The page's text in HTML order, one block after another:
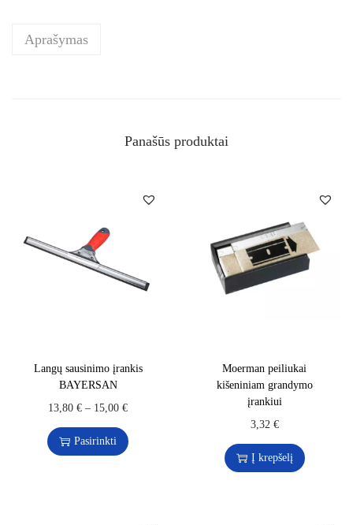
Aprašymas
Panašūs produktai
Langų sausinimo įrankis
BAYERSAN
13,80€ – 15,00€
Pasirinkti
Moerman peiliukai
kišeniniam grandymo
įrankiui
3,32 €
Į krepšelį